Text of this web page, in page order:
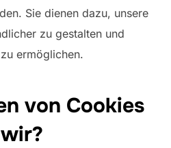
Sie dienen dazu, unsere
zu gestalten und
ermöglichen.
von Cookies